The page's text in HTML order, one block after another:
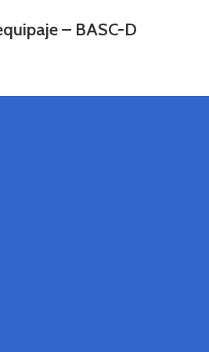
– BASC-D